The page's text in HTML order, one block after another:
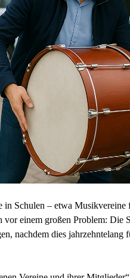
in Schulen – etwa
vor einem großen Problem:
nachdem dies